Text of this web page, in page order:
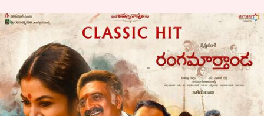
ఓటీటీ: కృష్ణవంశీ డైరెక్ట్ చేసిన
రంగమార్తాండ ఓటీటీలోకి వచ్చేసింది
వ్రాసిన వారు Sriram Pranateja Apr 07, 2023 12:18 pm
ఈ వార్తాకథనం ఏంటి